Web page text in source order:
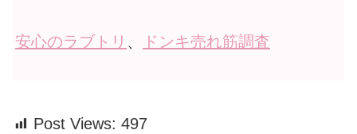
安心のラブトリ 、 ドンキ売れ筋調査
Post Views: 497